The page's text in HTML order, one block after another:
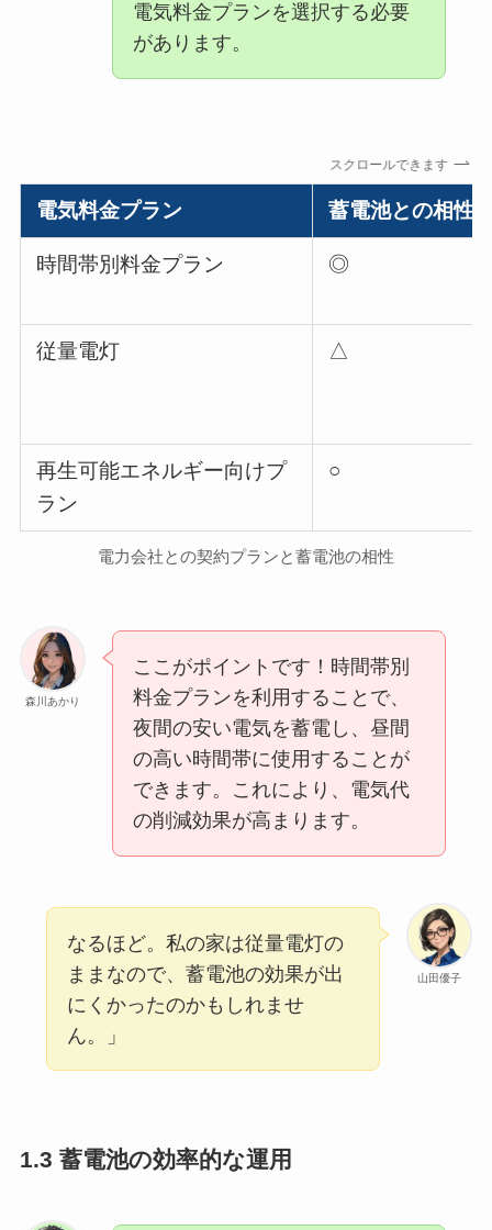
電気料金プランを選択する必要
があります。
スクロールできます
電気料金プラン 蓄電池との相性
時間帯別料金プラン ◎
従量電灯 △
再生可能エネルギー向けプ
ラン
○
電力会社との契約プランと蓄電池の相性
森川あかり
ここがポイントです！時間帯別
料金プランを利用することで、
夜間の安い電気を蓄電し、昼間
の高い時間帯に使用することが
できます。これにより、電気代
の削減効果が高まります。
山田優子
なるほど。私の家は従量電灯の
ままなので、蓄電池の効果が出
にくかったのかもしれませ
ん。」
1.3 蓄電池の効率的な運用